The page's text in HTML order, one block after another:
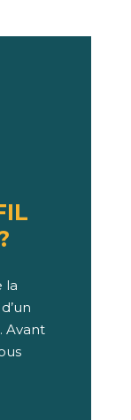
la
Avant